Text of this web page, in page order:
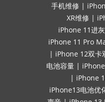
手机维修 |
XR维修 |
iPhone 11进灰
iPhone 11 Pro
| iPhone 12双卡
电池容量 |
| iPhone
iPhone13电池优